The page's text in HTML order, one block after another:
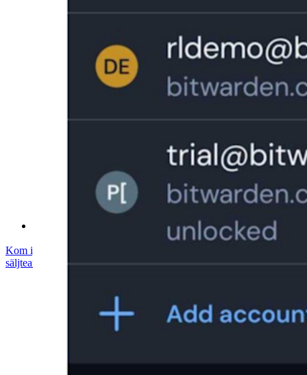
Säkerhetsefterlevnad
Bug Bounty Program
Öppen källkod Security Summit
Utbildning
Kom igång gratis
säljteamet
Logga inLogga in